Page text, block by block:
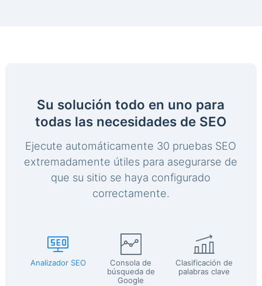
Su solución todo en uno para
todas las necesidades de SEO
Ejecute automáticamente 30 pruebas SEO
extremadamente útiles para asegurarse de
que su sitio se haya configurado
correctamente.
Analizador SEO
Consola de
búsqueda de
Google
Clasificación de
palabras clave